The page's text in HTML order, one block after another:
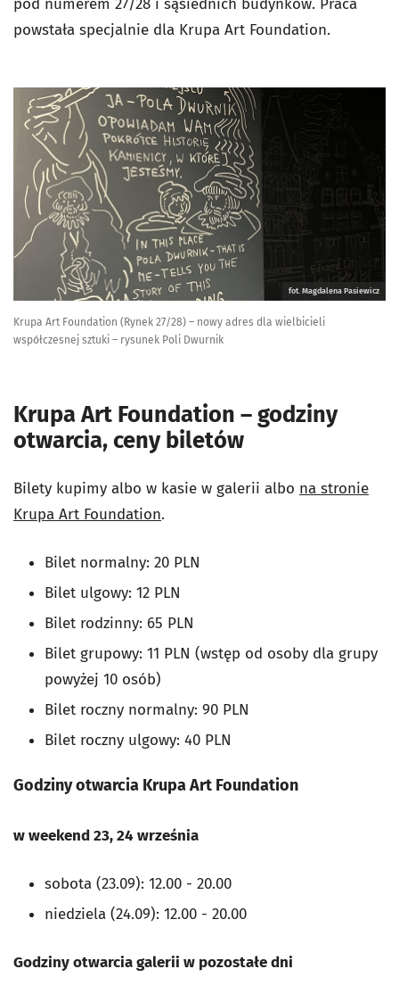
pod numerem 27/28 i sąsiednich budynków. Praca
powstała specjalnie dla Krupa Art Foundation.
fot. Magdalena Pasiewicz
Krupa Art Foundation (Rynek 27/28) – nowy adres dla wielbicieli
współczesnej sztuki – rysunek Poli Dwurnik
Krupa Art Foundation – godziny
otwarcia, ceny biletów
Bilety kupimy albo w kasie w galerii albo na stronie
Krupa Art Foundation.
Bilet normalny: 20 PLN
Bilet ulgowy: 12 PLN
Bilet rodzinny: 65 PLN
Bilet grupowy: 11 PLN (wstęp od osoby dla grupy
powyżej 10 osób)
Bilet roczny normalny: 90 PLN
Bilet roczny ulgowy: 40 PLN
Godziny otwarcia Krupa Art Foundation
w weekend 23, 24 września
sobota (23.09): 12.00 - 20.00
niedziela (24.09): 12.00 - 20.00
Godziny otwarcia galerii w pozostałe dni